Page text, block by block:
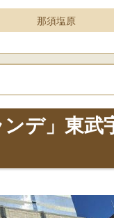
那須塩原
ンデ」東